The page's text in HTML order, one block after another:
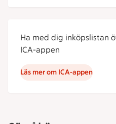
Ha med dig inköpslistan
ICA-appen
Läs mer om ICA-appen